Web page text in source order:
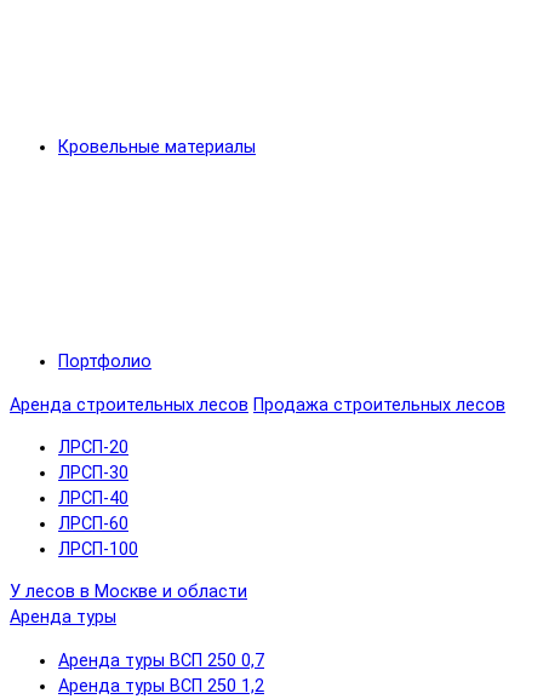
Кровельные материалы
Портфолио
Аренда строительных лесов Продажа строительных лесов
ЛРСП-20
ЛРСП-30
ЛРСП-40
ЛРСП-60
ЛРСП-100
У лесов в Москве и области
Аренда туры
Аренда туры ВСП 250 0,7
Аренда туры ВСП 250 1,2